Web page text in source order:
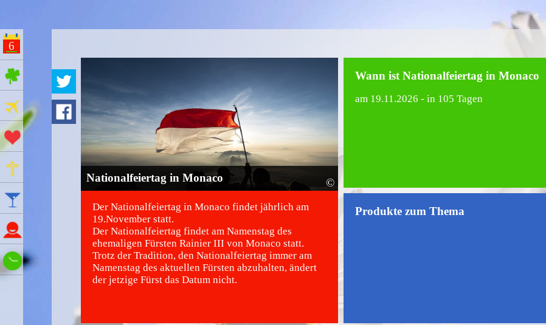
6
ges Feiertage
Ferien
Aktionstage
Gedenktage
Namenstage
Wie spät ist es?
Nationalfeiertag in Monaco ©
Der Nationalfeiertag in Monaco findet jährlich am
19.November statt.
Der Nationalfeiertag findet am Namenstag des
ehemaligen Fürsten Rainier III von Monaco statt.
Trotz der Tradition, den Nationalfeiertag immer am
Namenstag des aktuellen Fürsten abzuhalten, ändert
der jetzige Fürst das Datum nicht.
Wann ist Nationalfeiertag in Monaco
am 19.11.2026 - in 105 Tagen
Produkte zum Thema